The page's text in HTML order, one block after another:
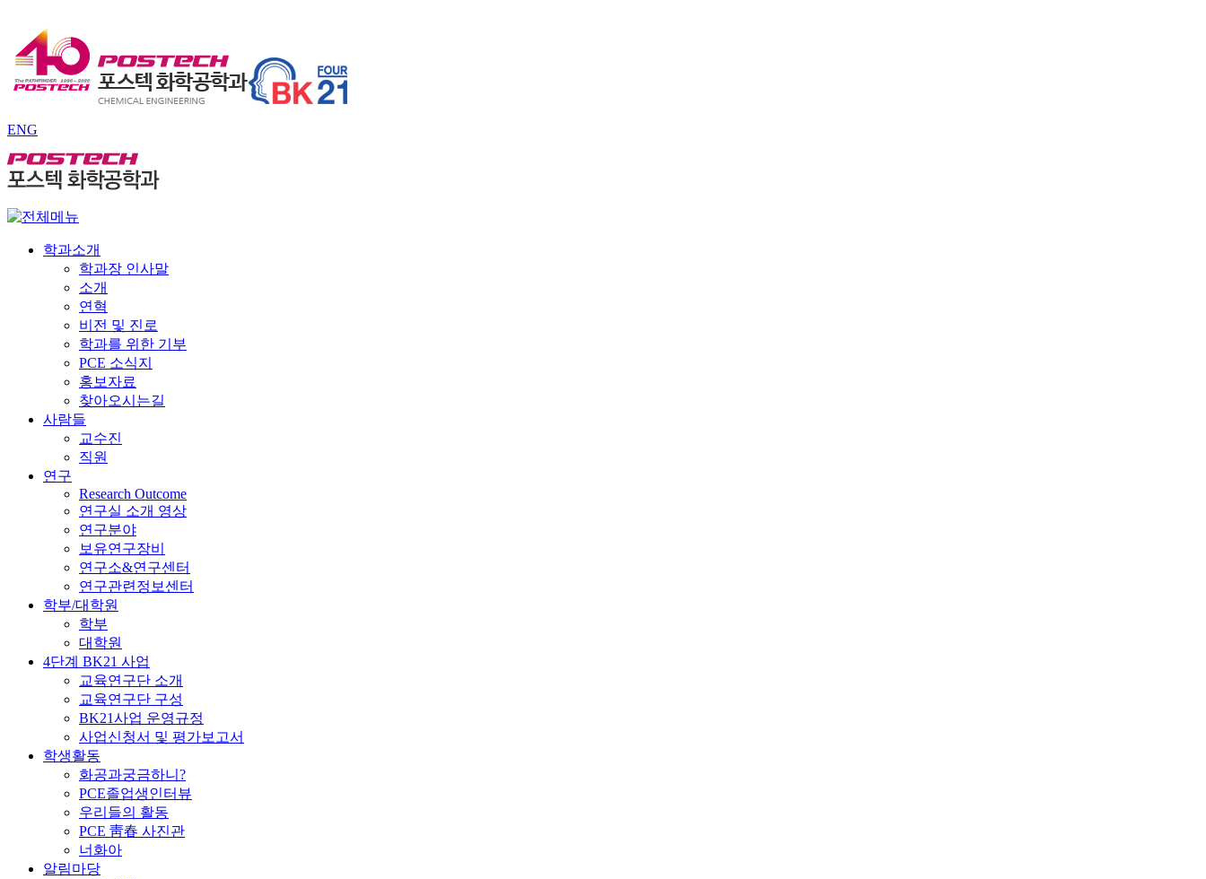
ENG
학과소개
학과장 인사말
소개
연혁
비전 및 진로
학과를 위한 기부
PCE 소식지
홍보자료
찾아오시는길
사람들
교수진
직원
연구
Research Outcome
연구실 소개 영상
연구분야
보유연구장비
연구소&연구센터
연구관련정보센터
학부/대학원
학부
대학원
4단계 BK21 사업
교육연구단 소개
교육연구단 구성
BK21사업 운영규정
사업신청서 및 평가보고서
학생활동
화공과궁금하니?
PCE졸업생인터뷰
우리들의 활동
PCE 靑春 사진관
너화아
알림마당